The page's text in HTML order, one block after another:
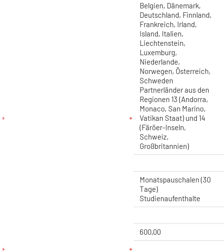
Belgien, Dänemark,
Deutschland, Finnland,
Frankreich, Irland,
Island, Italien,
Liechtenstein,
Luxemburg,
Niederlande,
Norwegen, Österreich,
Schweden
Partnerländer aus den
Regionen 13 (Andorra,
Monaco, San Marino,
Vatikan Staat) und 14
(Färöer-Inseln,
Schweiz,
Großbritannien)
Monatspauschalen (30
Tage)
Studienaufenthalte
600,00